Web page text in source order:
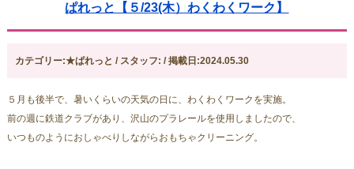
ぱれっと【５/23(木）わくわくワーク】
カテゴリー:★ぱれっと / スタッフ: / 掲載日:2024.05.30
５月も後半で、暑いくらいの天気の日に、わくわくワークを実施。
前の週に鉄道クラブがあり、沢山のプラレールを使用しましたので、
いつものようにおしゃべりしながらおもちゃクリーニング。